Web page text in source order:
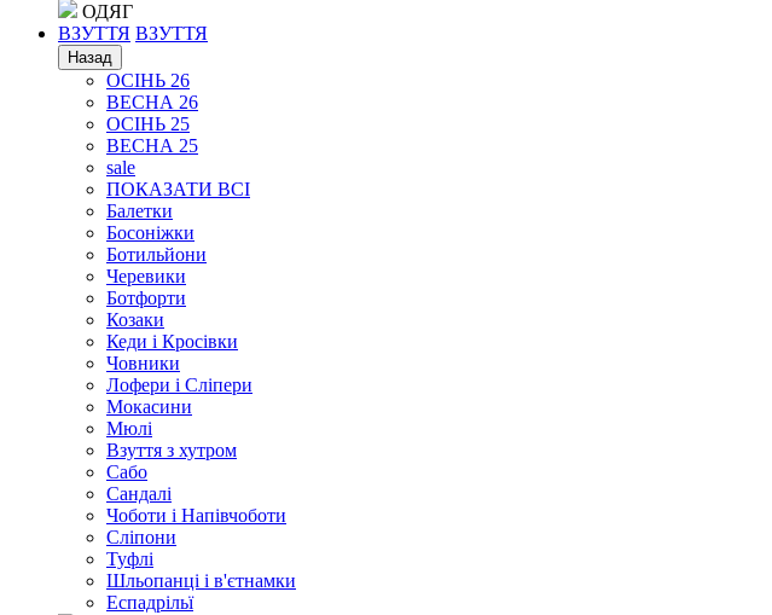
ОДЯГ
ВЗУТТЯ ВЗУТТЯ
Назад
ОСІНЬ 26
ВЕСНА 26
ОСІНЬ 25
ВЕСНА 25
sale
ПОКАЗАТИ ВСІ
Балетки
Босоніжки
Ботильйони
Черевики
Ботфорти
Козаки
Кеди і Кросівки
Човники
Лофери і Сліпери
Мокасини
Мюлі
Взуття з хутром
Сабо
Сандалі
Чоботи і Напівчоботи
Сліпони
Туфлі
Шльопанці і в'єтнамки
Еспадрільї